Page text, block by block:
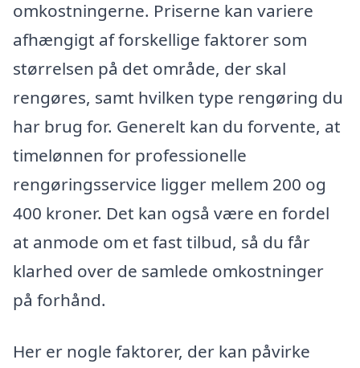
omkostningerne. Priserne kan variere
afhængigt af forskellige faktorer som
størrelsen på det område, der skal
rengøres, samt hvilken type rengøring du
har brug for. Generelt kan du forvente, at
timelønnen for professionelle
rengøringsservice ligger mellem 200 og
400 kroner. Det kan også være en fordel
at anmode om et fast tilbud, så du får
klarhed over de samlede omkostninger
på forhånd.
Her er nogle faktorer, der kan påvirke